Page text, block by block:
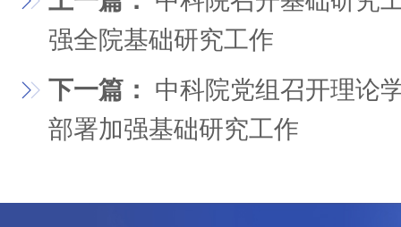
强全院基础研究工作
下一篇： 中科院党组召开理论
部署加强基础研究工作